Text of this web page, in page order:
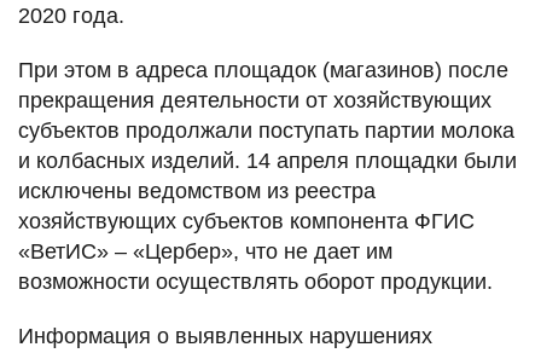
2020 года.
При этом в адреса площадок (магазинов) после
прекращения деятельности от хозяйствующих
субъектов продолжали поступать партии молока
и колбасных изделий. 14 апреля площадки были
исключены ведомством из реестра
хозяйствующих субъектов компонента ФГИС
«ВетИС» – «Цербер», что не дает им
возможности осуществлять оборот продукции.
Информация о выявленных нарушениях